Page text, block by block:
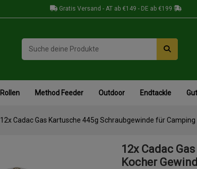
Gratis Versand - AT ab €149 - DE ab €199
Rollen Method Feeder Outdoor Endtackle
12x Cadac Gas Kartusche 445g Schraubgewinde für Camping
12x Cadac
Kocher